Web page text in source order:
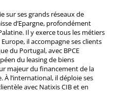
sur ses grands réseaux de
d’Epargne, profondément
Il y exerce tous les métiers
il accompagne ses clients
du Portugal, avec BPCE
du leasing de biens
majeur du financement de la
l’international, il déploie ses
avec Natixis CIB et en